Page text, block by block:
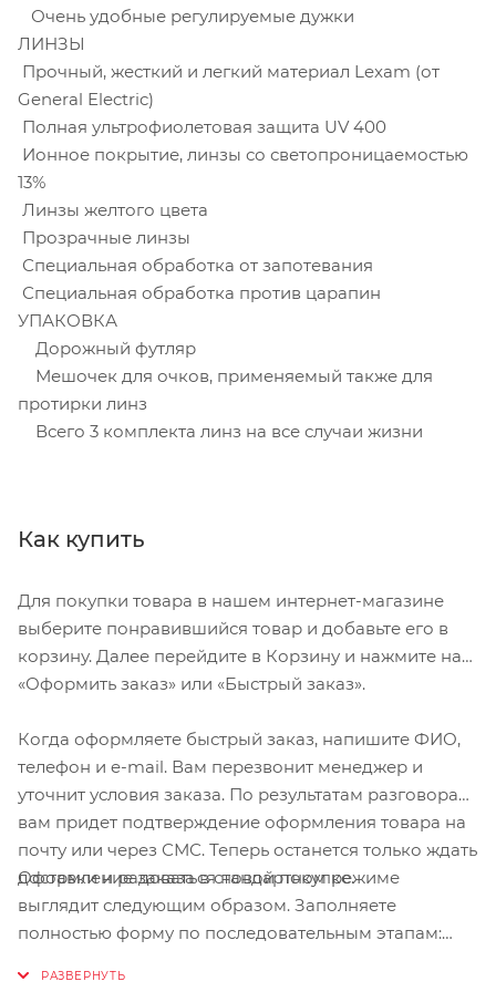
Очень удобные регулируемые дужки
ЛИНЗЫ
Прочный, жесткий и легкий материал Lexam (от
General Electric)
Полная ультрофиолетовая защита UV 400
Ионное покрытие, линзы со светопроницаемостью
13%
Линзы желтого цвета
Прозрачные линзы
Специальная обработка от запотевания
Специальная обработка против царапин
УПАКОВКА
Дорожный футляр
Мешочек для очков, применяемый также для
протирки линз
Всего 3 комплекта линз на все случаи жизни
Как купить
Для покупки товара в нашем интернет-магазине
выберите понравившийся товар и добавьте его в
корзину. Далее перейдите в Корзину и нажмите на
«Оформить заказ» или «Быстрый заказ».
Когда оформляете быстрый заказ, напишите ФИО,
телефон и e-mail. Вам перезвонит менеджер и
уточнит условия заказа. По результатам разговора
вам придет подтверждение оформления товара на
почту или через СМС. Теперь останется только ждать
доставки и радоваться новой покупке.
Оформление заказа в стандартном режиме
выглядит следующим образом. Заполняете
полностью форму по последовательным этапам: